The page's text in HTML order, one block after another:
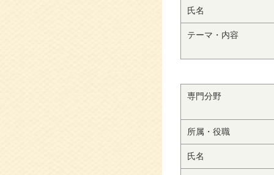
氏名
テーマ・内容
専門分野
所属・役職
氏名